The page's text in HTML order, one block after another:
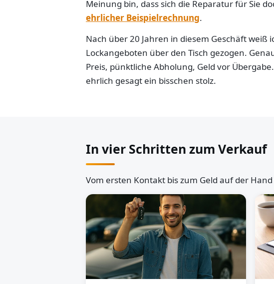
Meinung bin, dass sich die Reparatur für Sie
ehrlicher Beispielrechnung.
Nach über 20 Jahren in diesem Geschäft
Lockangeboten über den Tisch gezogen.
Preis, pünktliche Abholung, Geld vor
ehrlich gesagt ein bisschen stolz.
In vier Schritten zum Verkauf
Vom ersten Kontakt bis zum Geld auf der